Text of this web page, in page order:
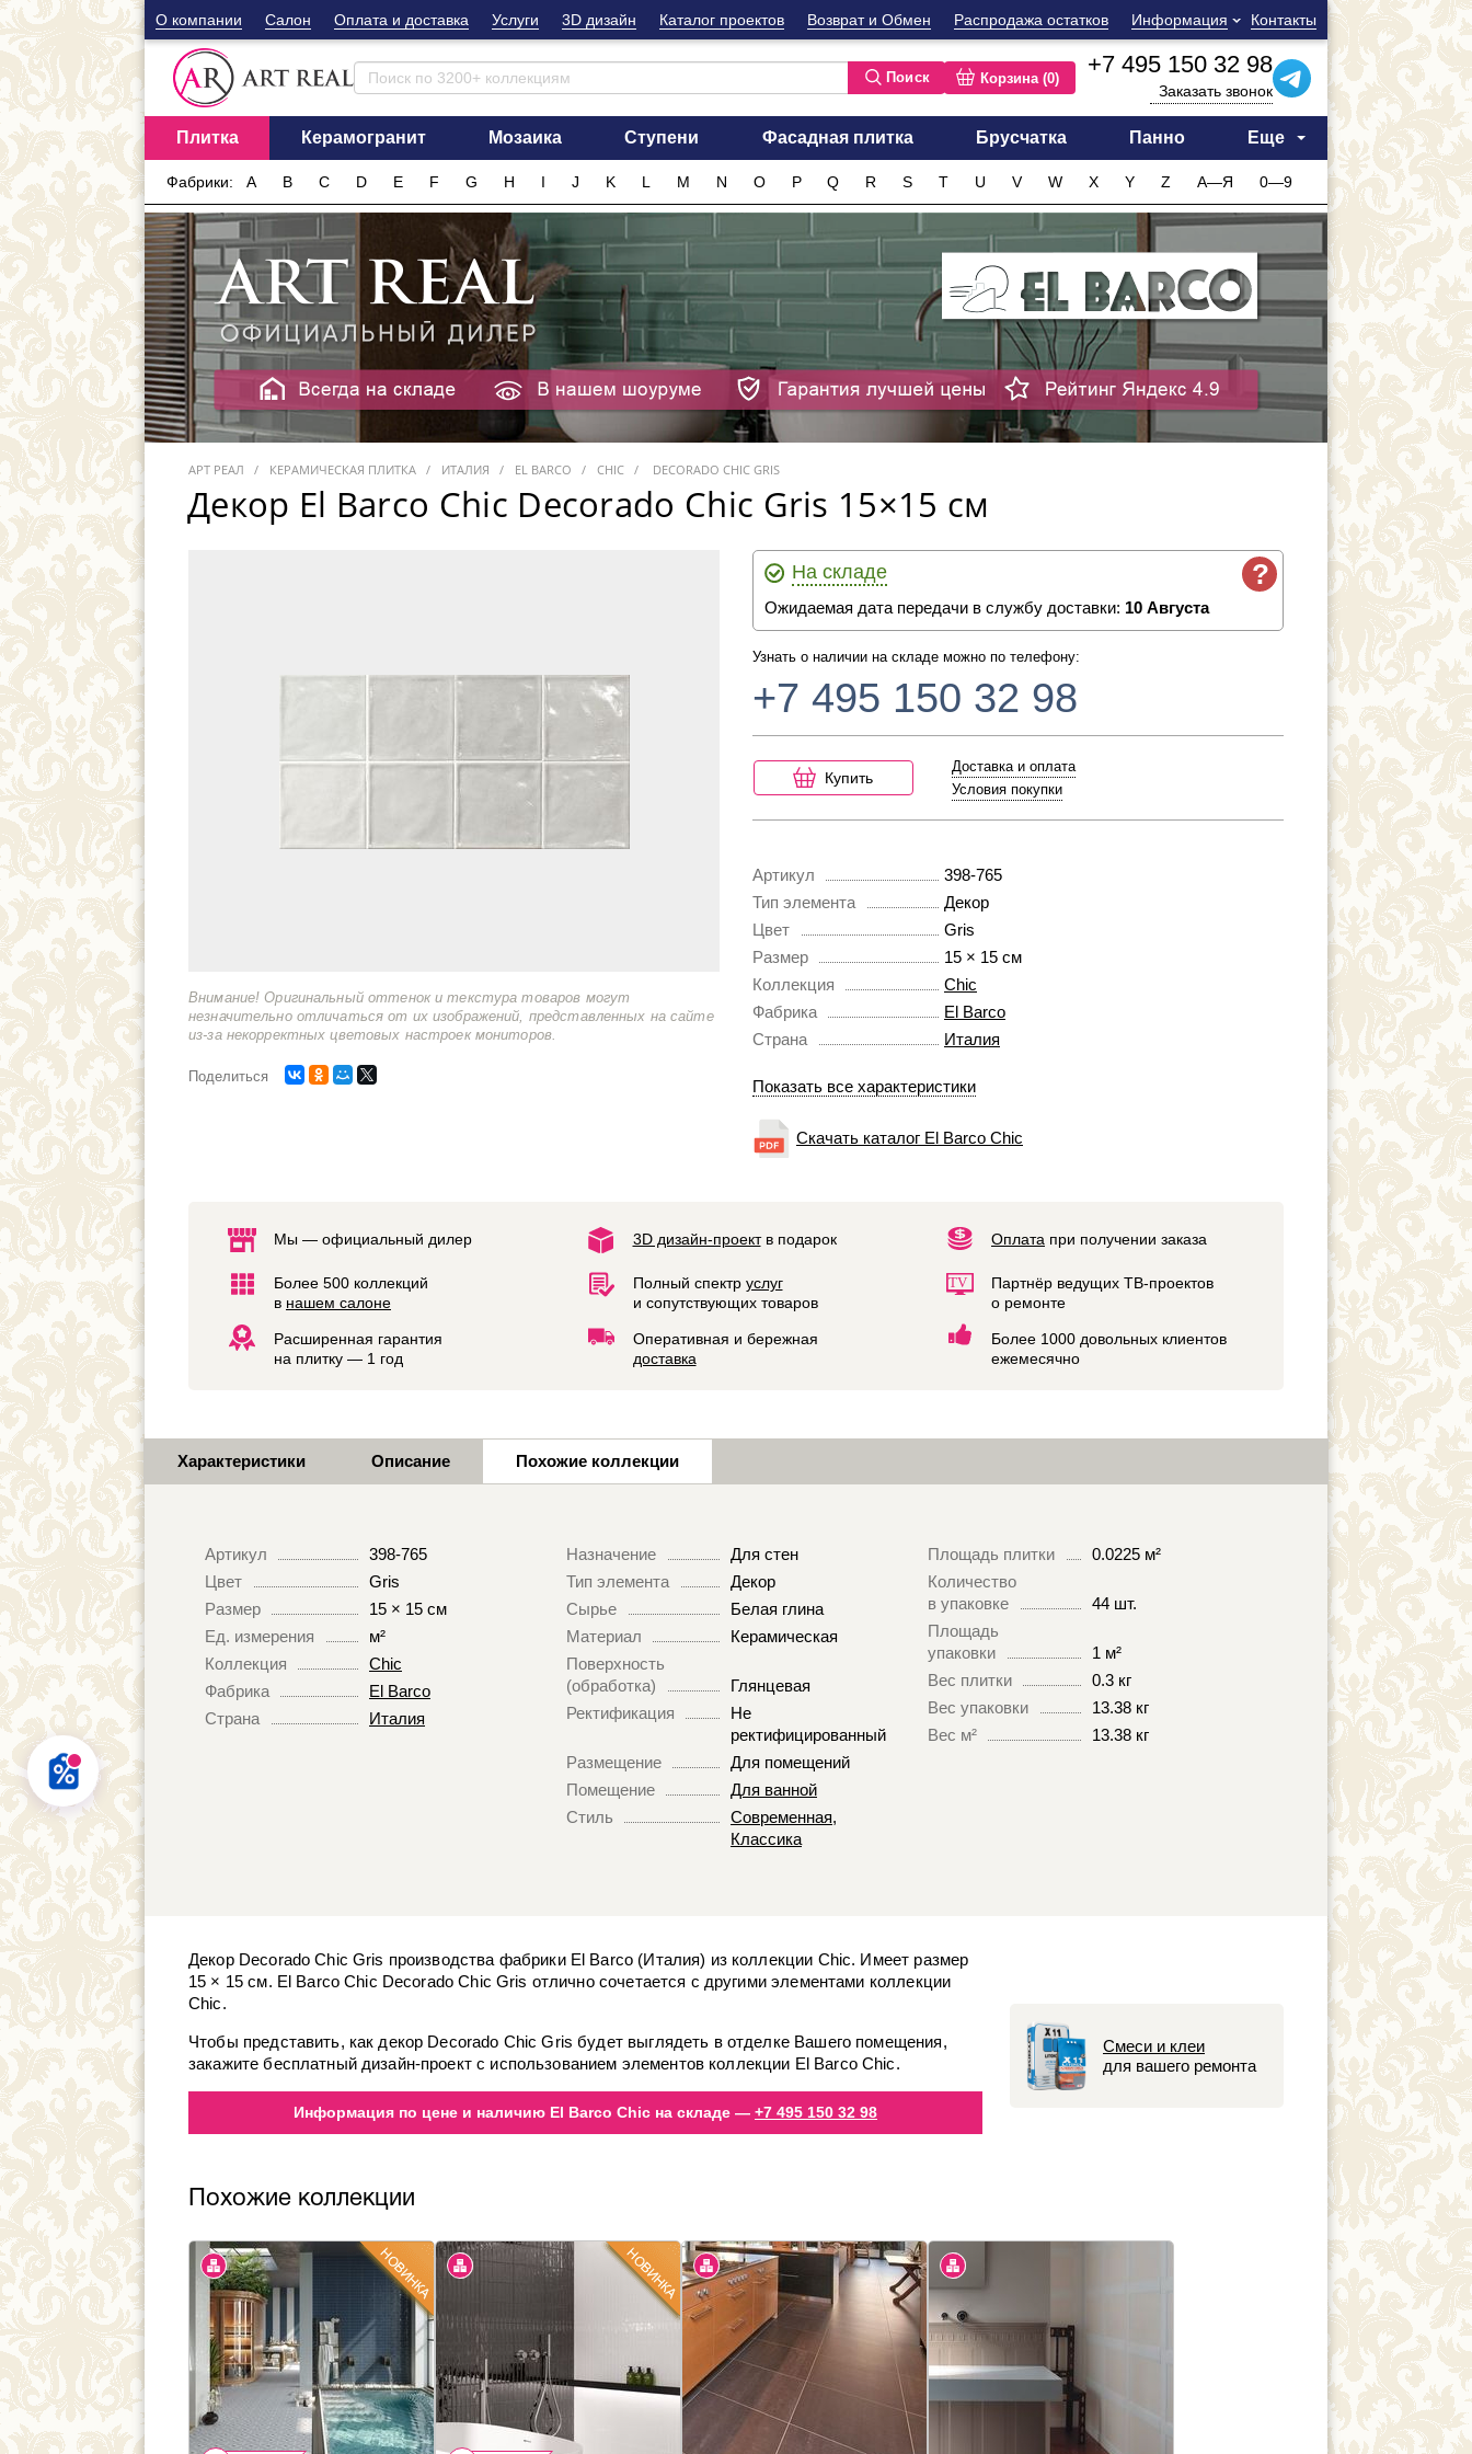
О компании Cалон Оплата и доставка Услуги 3D дизайн Каталог проектов Возврат и Обмен Распродажа остатков Информация Контакты
Поиск Корзина (0)
+7 495 150 32 98
Заказать звонок
Плитка Керамогранит Мозаика Ступени Фасадная плитка Брусчатка Панно Еще
Фабрики: A B C D E F G H I J K L M N O P Q R S T U V W X Y Z А—Я 0—9
АРТ РЕАЛ КЕРАМИЧЕСКАЯ ПЛИТКА ИТАЛИЯ EL BARCO CHIC DECORADO CHIC GRIS
Декор El Barco Chic Decorado Chic Gris 15×15 см
Внимание! Оригинальный оттенок и текстура товаров могут
незначительно отличаться от их изображений, представленных на сайте
из-за некорректных цветовых настроек мониторов.
Поделиться
?
На складе
Ожидаемая дата передачи в службу доставки: 10 Августа
Узнать о наличии на складе можно по телефону:
+7 495 150 32 98
Купить
Доставка и оплата
Условия покупки
Артикул
398-765
Тип элемента
Декор
Цвет
Gris
Размер
15 × 15 см
Коллекция
Chic
Фабрика
El Barco
Страна
Италия
Показать все характеристики
Скачать каталог El Barco Chic
Мы — официальный дилер 3D дизайн-проектв подарок Оплата при получении заказа
Более 500 коллекций
в нашем салоне
Полный спектр услуг
и сопутствующих товаров
Партнёр ведущих ТВ-проектов
о ремонте
Расширенная гарантия
на плитку — 1 год
Оперативная и бережная
доставка
Более 1000 довольных клиентов
ежемесячно
Характеристики Описание Похожие коллекции
Артикул
398-765
Цвет
Gris
Размер
15 × 15 см
Ед. измерения
м²
Коллекция
Chic
Фабрика
El Barco
Страна
Италия
Назначение
Для стен
Тип элемента
Декор
Сырье
Белая глина
Материал
Керамическая
Поверхность
(обработка)
Глянцевая
Ректификация
Не
ректифицированный
Размещение
Для помещений
Помещение
Для ванной
Стиль
Современная,
Классика
Площадь плитки
0.0225 м²
Количество
в упаковке
44 шт.
Площадь
упаковки
1 м²
Вес плитки
0.3 кг
Вес упаковки
13.38 кг
Вес м²
13.38 кг
Смеси и клеи
для вашего ремонта
Декор Decorado Chic Gris производства фабрики El Barco (Италия) из коллекции Chic. Имеет размер
15 × 15 см. El Barco Chic Decorado Chic Gris отлично сочетается с другими элементами коллекции
Chic.
Чтобы представить, как декор Decorado Chic Gris будет выглядеть в отделке Вашего помещения,
закажите бесплатный дизайн-проект с использованием элементов коллекции El Barco Chic.
Информация по цене и наличию El Barco Chic на складе — +7 495 150 32 98
Похожие коллекции